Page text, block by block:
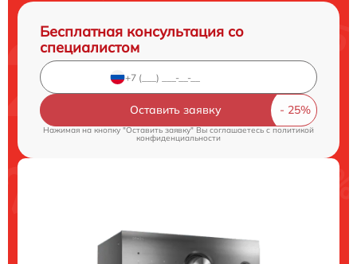
Бесплатная консультация со
специалистом
Оставить заявку
Нажимая на кнопку "Оставить заявку" Вы соглашаетесь c политикой
конфиденциальности